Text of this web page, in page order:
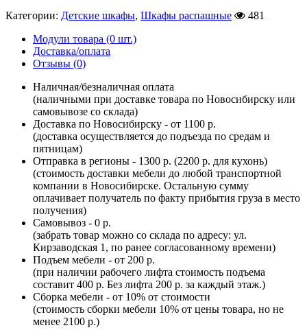
Категории: Детские шкафы, Шкафы распашные
481
Модули товара (0 шт.)
Доставка/оплата
Отзывы (0)
Наличная/безналичная оплата
(наличными при доставке товара по Новосибирску или
самовывозе со склада)
Доставка по Новосибирску - от 1100 р.
(доставка осуществляется до подъезда по средам и
пятницам)
Отправка в регионы - 1300 р. (2200 р. для кухонь)
(стоимость доставки мебели до любой транспортной
компании в Новосибирске. Остальную сумму
оплачивает получатель по факту прибытия груза в место
получения)
Самовывоз - 0 р.
(забрать товар можно со склада по адресу: ул.
Кирзаводская 1, по ранее согласованному времени)
Подъем мебели - от 200 р.
(при наличии рабочего лифта стоимость подъема
составит 400 р. Без лифта 200 р. за каждый этаж.)
Сборка мебели - от 10% от стоимости
(стоимость сборки мебели 10% от цены товара, но не
менее 2100 р.)